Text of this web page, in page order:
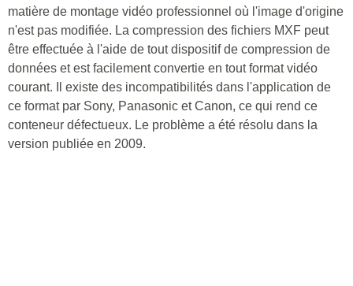
matière de montage vidéo professionnel où l'image d'origine
n'est pas modifiée. La compression des fichiers MXF peut
être effectuée à l'aide de tout dispositif de compression de
données et est facilement convertie en tout format vidéo
courant. Il existe des incompatibilités dans l'application de
ce format par Sony, Panasonic et Canon, ce qui rend ce
conteneur défectueux. Le problème a été résolu dans la
version publiée en 2009.